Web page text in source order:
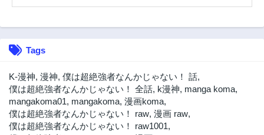
43話
3年前
41話
3年前
40話
3年前
39話
3年前
38話
3年前
Tags
K-漫神, 漫神, 僕は超絶強者なんかじゃない！ 話,
僕は超絶強者なんかじゃない！ 全話, k漫神, manga koma,
mangakoma01, mangakoma, 漫画koma,
僕は超絶強者なんかじゃない！ raw, 漫画 raw,
僕は超絶強者なんかじゃない！ raw1001,